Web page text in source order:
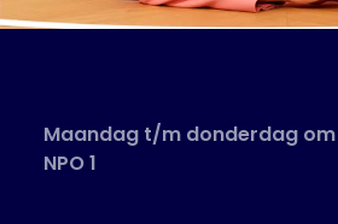
Maandag t/m donderdag om
NPO 1